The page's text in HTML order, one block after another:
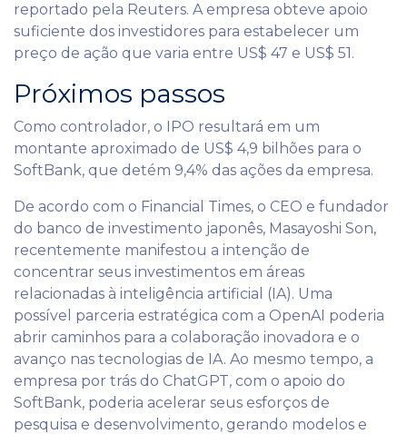
reportado pela Reuters. A empresa obteve apoio
suficiente dos investidores para estabelecer um
preço de ação que varia entre US$ 47 e US$ 51.
Próximos passos
Como controlador, o IPO resultará em um
montante aproximado de US$ 4,9 bilhões para o
SoftBank, que detém 9,4% das ações da empresa.
De acordo com o Financial Times, o CEO e fundador
do banco de investimento japonês, Masayoshi Son,
recentemente manifestou a intenção de
concentrar seus investimentos em áreas
relacionadas à inteligência artificial (IA). Uma
possível parceria estratégica com a OpenAI poderia
abrir caminhos para a colaboração inovadora e o
avanço nas tecnologias de IA. Ao mesmo tempo, a
empresa por trás do ChatGPT, com o apoio do
SoftBank, poderia acelerar seus esforços de
pesquisa e desenvolvimento, gerando modelos e